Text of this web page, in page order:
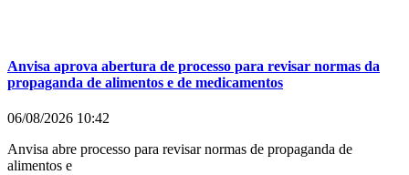
Anvisa aprova abertura de processo para revisar normas da
propaganda de alimentos e de medicamentos
06/08/2026 10:42
Anvisa abre processo para revisar normas de propaganda de
alimentos e